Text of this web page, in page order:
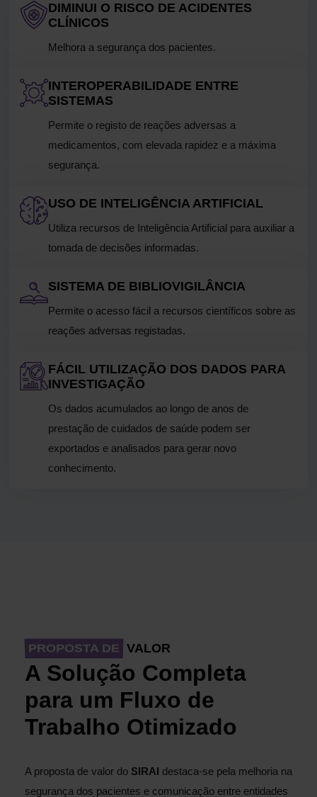
DIMINUI O RISCO DE ACIDENTES
CLÍNICOS
Melhora a segurança dos pacientes.
INTEROPERABILIDADE ENTRE
SISTEMAS
Permite o registo de reações adversas a
medicamentos, com elevada rapidez e a máxima
segurança.
USO DE INTELIGÊNCIA ARTIFICIAL
Utiliza recursos de Inteligência Artificial para auxiliar a
tomada de decisões informadas.
SISTEMA DE BIBLIOVIGILÂNCIA
Permite o acesso fácil a recursos científicos sobre as
reações adversas registadas.
FÁCIL UTILIZAÇÃO DOS DADOS PARA
INVESTIGAÇÃO
Os dados acumulados ao longo de anos de
prestação de cuidados de saúde podem ser
exportados e analisados para gerar novo
conhecimento.
PROPOSTA DE VALOR
A Solução Completa
para um Fluxo de
Trabalho Otimizado
A proposta de valor do SIRAI destaca-se pela melhoria na
segurança dos pacientes e comunicação entre entidades